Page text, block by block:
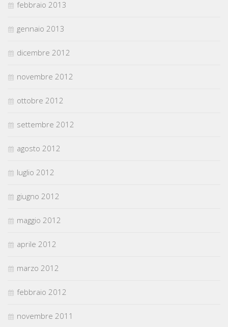
febbraio 2013
gennaio 2013
dicembre 2012
novembre 2012
ottobre 2012
settembre 2012
agosto 2012
luglio 2012
giugno 2012
maggio 2012
aprile 2012
marzo 2012
febbraio 2012
novembre 2011